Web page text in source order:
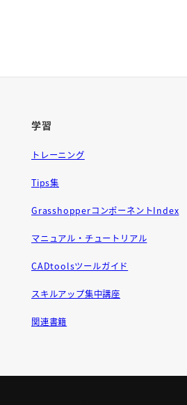
学習
トレーニング
Tips集
GrasshopperコンポーネントIndex
マニュアル・チュートリアル
CADtoolsツールガイド
スキルアップ集中講座
関連書籍